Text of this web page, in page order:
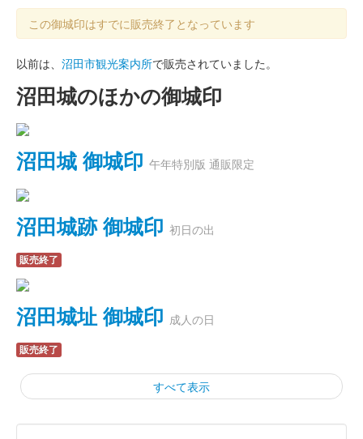
この御城印はすでに販売終了となっています
以前は、 沼田市観光案内所で販売されていました。
沼田城のほかの御城印
沼田城 御城印 午年特別版 通販限定
沼田城跡 御城印 初日の出
販売終了
沼田城址 御城印 成人の日
販売終了
すべて表示